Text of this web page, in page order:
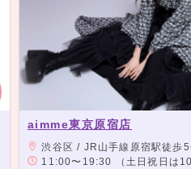
aimme東京原宿店
渋谷区 / JR山手線原宿駅徒歩5分、東京メトロ千代田線
11:00〜19:30 （土日祝日は